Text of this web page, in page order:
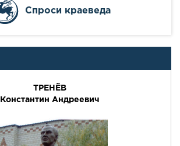
Cпроси краеведа
ТРЕНЁВ
Константин Андреевич